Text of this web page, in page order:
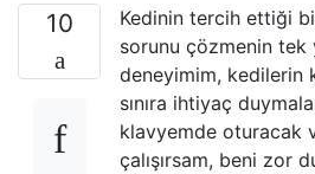
10
Kedinin tercih ettiği
sorunu çözmenin tek
deneyimim, kedilerin
sınıra ihtiyaç
klavyemde oturacak
çalışırsam, beni zor